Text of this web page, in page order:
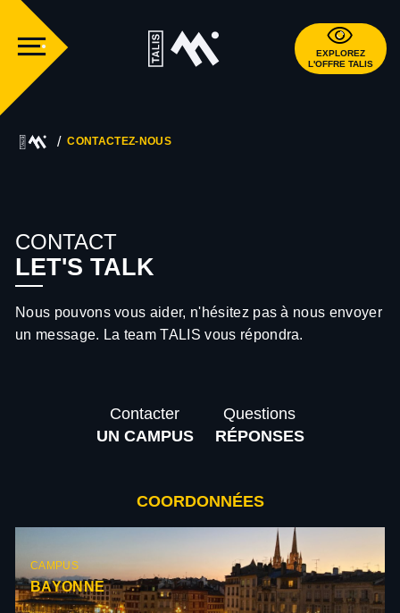
EXPLOREZ
L'OFFRE TALIS
CONTACTEZ-NOUS
CONTACT
LET'S TALK
Nous pouvons vous aider, n'hésitez pas à nous envoyer
un message. La team TALIS vous répondra.
Contacter
UN CAMPUS
Questions
RÉPONSES
COORDONNÉES
CAMPUS
BAYONNE